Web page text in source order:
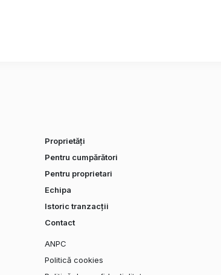
Proprietăți
Pentru cumpărători
Pentru proprietari
Echipa
Istoric tranzacții
Contact
ANPC
Politică cookies